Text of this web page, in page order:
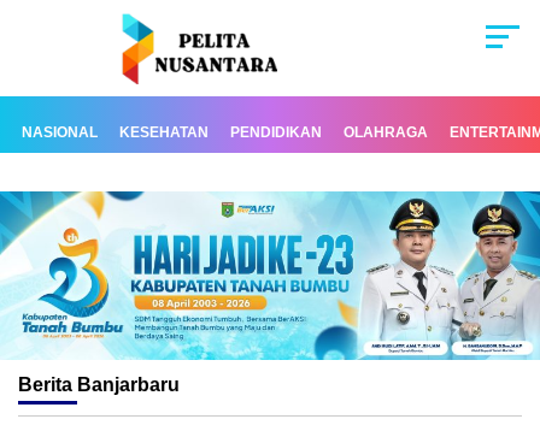
NASIONAL KESEHATAN PENDIDIKAN OLAHRAGA
Berita Banjarbaru